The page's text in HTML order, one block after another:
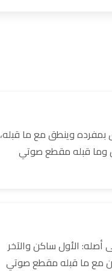
بمفرده وينطق مع ما قبله،
وما قبله مقطع صوتي
أصله: الأول ساكن والآخر
مع ما قبله مقطع صوتي